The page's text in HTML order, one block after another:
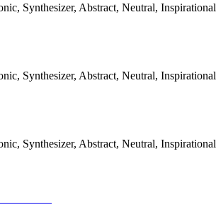
Synthesizer, Abstract, Neutral, Inspirational
Synthesizer, Abstract, Neutral, Inspirational
Synthesizer, Abstract, Neutral, Inspirational